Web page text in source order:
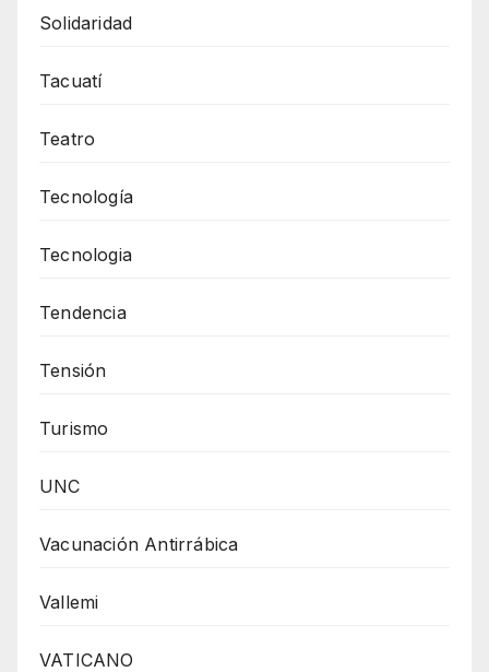
Solidaridad
Tacuatí
Teatro
Tecnología
Tecnologia
Tendencia
Tensión
Turismo
UNC
Vacunación Antirrábica
Vallemi
VATICANO